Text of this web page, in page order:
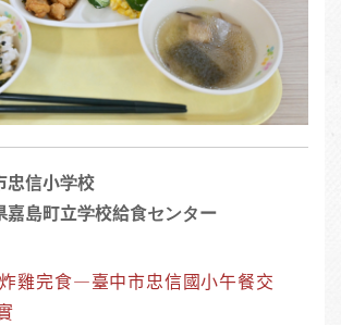
忠信小学校
嘉島町立学校給食センター
雞完食—臺中市忠信國小午餐交